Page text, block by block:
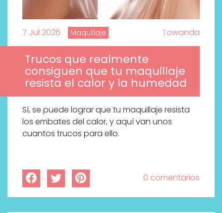
7 Jul 2026 Maquillaje Towanda
Trucos que realmente
consiguen que tu maquillaje
resista el calor y la humedad
Sí, se puede lograr que tu maquillaje resista
los embates del calor, y aquí van unos
cuantos trucos para ello.
0 comentarios